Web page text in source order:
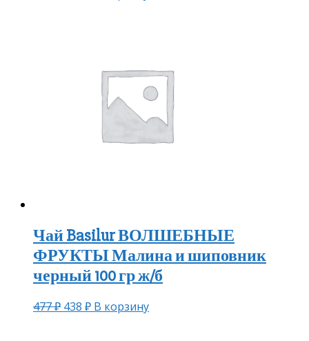
Чай Basilur ВОЛШЕБНЫЕ
ФРУКТЫ Малина и шиповник
черный 100 гр ж/б
477₽ 438 ₽ В корзину